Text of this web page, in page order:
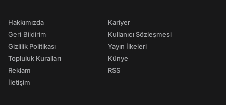
Hakkımızda
Geri Bildirim
Gizlilik Politikası
Topluluk Kuralları
Reklam
İletişim
Kariyer
Kullanıcı Sözleşmesi
Yayın İlkeleri
Künye
RSS